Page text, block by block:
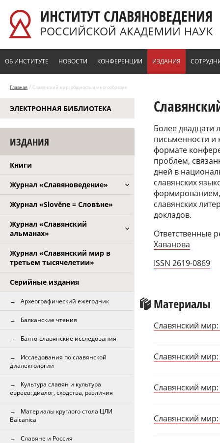
ИНСТИТУТ СЛАВЯНОВЕДЕНИЯ
РОССИЙСКОЙ АКАДЕМИИ НАУК
ОБ ИНСТИТУТЕ НОВОСТИ КОНФЕРЕНЦИИ ИЗДАНИЯ
Главная / Славянский мир: общность и многообразие
ЭЛЕКТРОННАЯ БИБЛИОТЕКА
ИЗДАНИЯ
Книги
Журнал «Славяноведение»
Журнал «Slověne = Словѣне»
Журнал «Славянский
альманах»
Журнал «Славянский мир в
третьем тысячелетии»
Серийные издания
Археографический ежегодник
Балканские чтения
Балто-славянские исследования
Исследования по славянской
диалектологии
Культура славян и культура
евреев: диалог, сходства, различия
Материалы круглого стола ЦЛИ
Balcanica
Славяне и Россия
Более двадцати
письменности и
формате
проблем,
дней в
славянских
славянских
докладов.
Ответственные
Хаванова
ISSN 2619-0869
Материалы
Славянский
Славянский
Славянский
Славянский